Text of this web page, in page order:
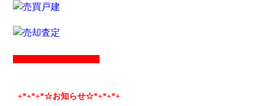
+*+*+*☆お知らせ☆*+*+*+